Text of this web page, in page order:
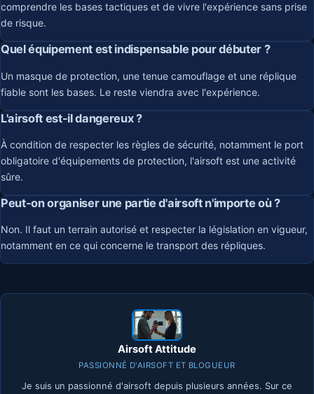
comprendre les bases tactiques et de vivre l'expérience sans prise
de risque.
Quel équipement est indispensable pour débuter ?
Un masque de protection, une tenue camouflage et une réplique
fiable sont les bases. Le reste viendra avec l'expérience.
L'airsoft est-il dangereux ?
À condition de respecter les règles de sécurité, notamment le port
obligatoire d'équipements de protection, l'airsoft est une activité
sûre.
Peut-on organiser une partie d'airsoft n'importe où ?
Non. Il faut un terrain autorisé et respecter la législation en vigueur,
notamment en ce qui concerne le transport des répliques.
Airsoft Attitude
PASSIONNÉ D'AIRSOFT ET BLOGUEUR
Je suis un passionné d'airsoft depuis plusieurs années. Sur ce